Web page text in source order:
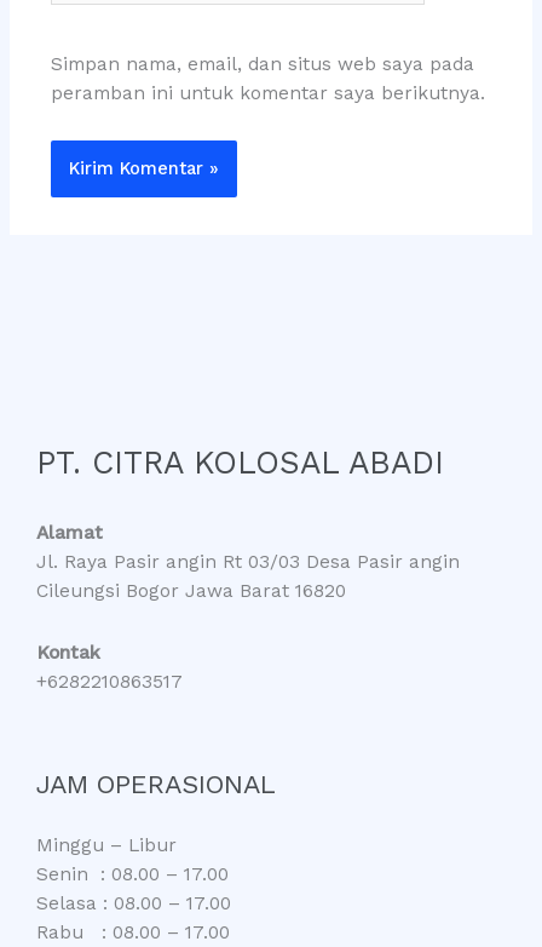
Simpan nama, email, dan situs web saya pada
peramban ini untuk komentar saya berikutnya.
PT. CITRA KOLOSAL ABADI
Alamat
Jl. Raya Pasir angin Rt 03/03 Desa Pasir angin
Cileungsi Bogor Jawa Barat 16820
Kontak
+6282210863517
JAM OPERASIONAL
Minggu – Libur
Senin : 08.00 – 17.00
Selasa : 08.00 – 17.00
Rabu : 08.00 – 17.00